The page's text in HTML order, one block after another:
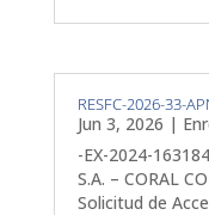
RESFC-2026-33-
Jun 3, 2026 |
-EX-2024-
S.A. – CORAL
Solicitud de